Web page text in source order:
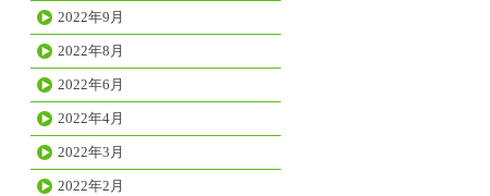
2022年9月
2022年8月
2022年6月
2022年4月
2022年3月
2022年2月